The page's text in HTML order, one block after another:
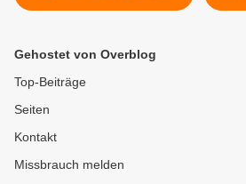
Studierenden der LWG
Gehostet von Overblog
Top-Beiträge
Seiten
Kontakt
Missbrauch melden